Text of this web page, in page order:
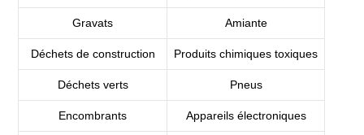
Gravats Amiante
Déchets de construction Produits chimiques toxiques
Déchets verts Pneus
Encombrants Appareils électroniques